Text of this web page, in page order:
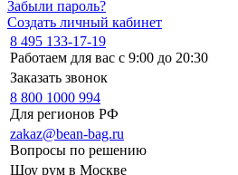
Забыли пароль?
Создать личный кабинет
8 495 133-17-19
Работаем для вас с 9:00 до 20:30
Заказать звонок
8 800 1000 994
Для регионов РФ
zakaz@bean-bag.ru
Вопросы по решению
Шоу рум в Москве